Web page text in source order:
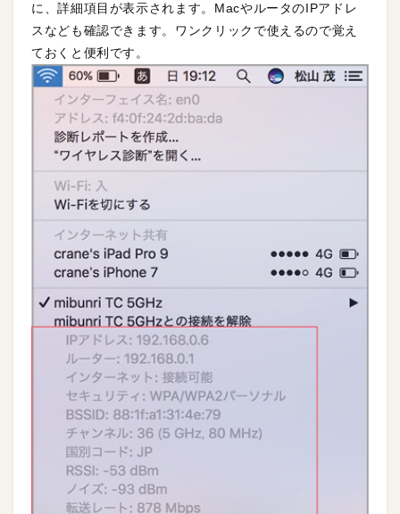
に、詳細項目が表示されます。MacやルータのIPアドレ
スなども確認できます。ワンクリックで使えるので覚え
ておくと便利です。